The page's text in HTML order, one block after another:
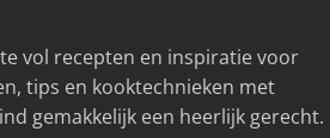
vol recepten en inspiratie voor
tips en kooktechnieken met
gemakkelijk een heerlijk gerecht.